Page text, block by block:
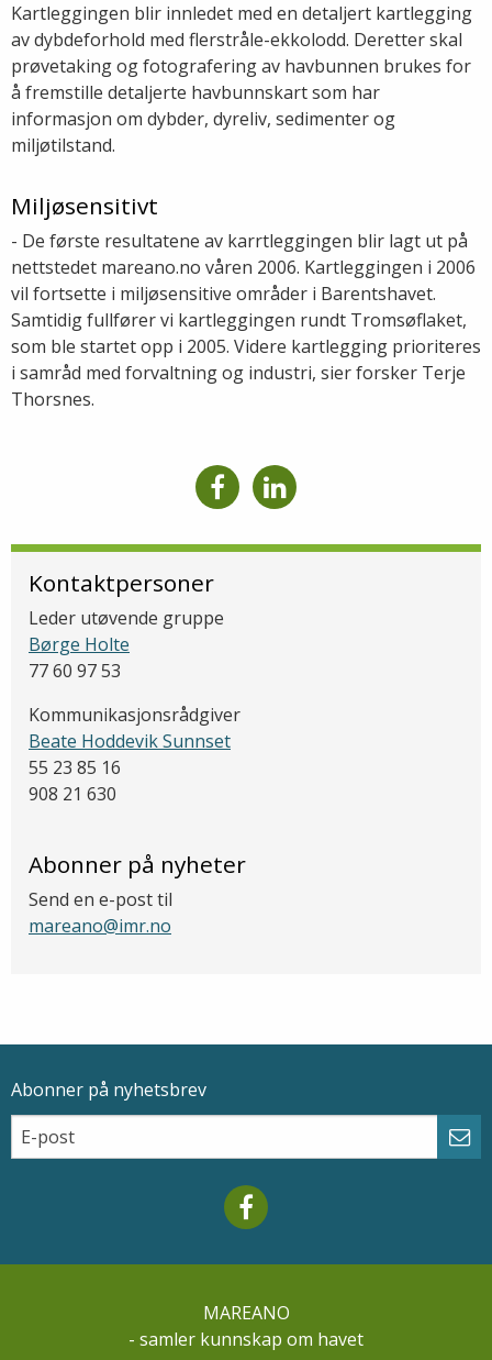
Kartleggingen blir innledet med en detaljert kartlegging
av dybdeforhold med flerstråle-ekkolodd. Deretter skal
prøvetaking og fotografering av havbunnen brukes for
å fremstille detaljerte havbunnskart som har
informasjon om dybder, dyreliv, sedimenter og
miljøtilstand.
Miljøsensitivt
- De første resultatene av karrtleggingen blir lagt ut på
nettstedet mareano.no våren 2006. Kartleggingen i 2006
vil fortsette i miljøsensitive områder i Barentshavet.
Samtidig fullfører vi kartleggingen rundt Tromsøflaket,
som ble startet opp i 2005. Videre kartlegging prioriteres
i samråd med forvaltning og industri, sier forsker Terje
Thorsnes.
Kontaktpersoner
Leder utøvende gruppe
Børge Holte
77 60 97 53
Kommunikasjonsrådgiver
Beate Hoddevik Sunnset
55 23 85 16
908 21 630
Abonner på nyheter
Send en e-post til
mareano@imr.no
Epostadresse
Abonner på nyhetsbrev
Email
Mareano facebook
MAREANO
- samler kunnskap om havet